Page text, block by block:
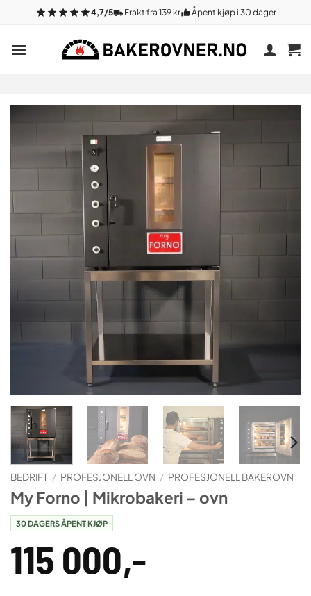
innhold
4,7/5 Frakt fra 139 kr Åpent kjøp i 30 dager
BEDRIFT / PROFESJONELL OVN / PROFESJONELL BAKEROVN
My Forno | Mikrobakeri – ovn
30 DAGERS ÅPENT KJØP
115 000,-